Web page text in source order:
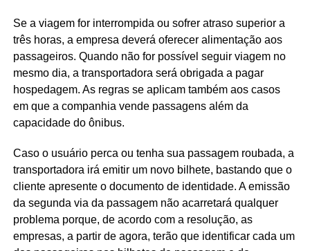
Se a viagem for interrompida ou sofrer atraso superior a
três horas, a empresa deverá oferecer alimentação aos
passageiros. Quando não for possível seguir viagem no
mesmo dia, a transportadora será obrigada a pagar
hospedagem. As regras se aplicam também aos casos
em que a companhia vende passagens além da
capacidade do ônibus.
Caso o usuário perca ou tenha sua passagem roubada, a
transportadora irá emitir um novo bilhete, bastando que o
cliente apresente o documento de identidade. A emissão
da segunda via da passagem não acarretará qualquer
problema porque, de acordo com a resolução, as
empresas, a partir de agora, terão que identificar cada um